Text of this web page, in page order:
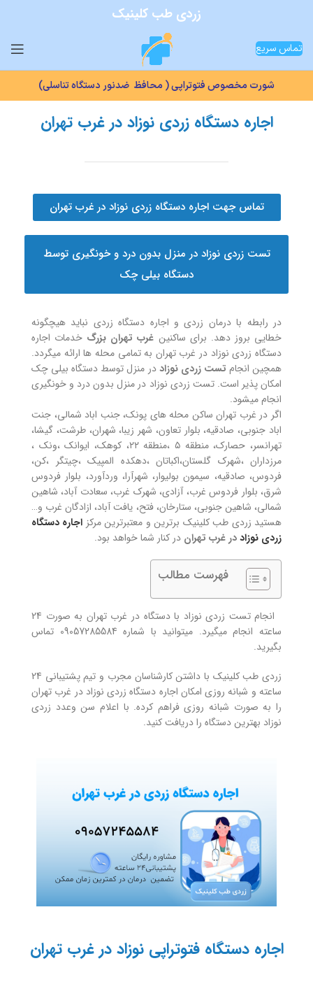
زردی طب کلینیک
تماس سریع
شورت مخصوص فتوتراپی ( محافظ ضدنور دستگاه تناسلی)
اجاره دستگاه زردی نوزاد در غرب تهران
تماس جهت اجاره دستگاه زردی نوزاد در غرب تهران
تست زردی نوزاد در منزل بدون درد و خونگیری توسط
دستگاه بیلی چک
در رابطه با درمان زردی و اجاره دستگاه زردی نباید هیچگونه
خطایی بروز دهد. برای ساکنین غرب تهران بزرگ خدمات اجاره
دستگاه زردی نوزاد در غرب تهران به تمامی محله ها ارائه میگردد.
همچین انجام تست زردی نوزاددر منزل توسط دستگاه بیلی چک
امکان پذیر است. تست زردی نوزاد در منزل بدون درد و خونگیری
انجام میشود.
اگر در غرب تهران ساکن محله های پونک، جنب اباد شمالی، جنت
اباد جنوبی، صادقیه، بلوار تعاون، شهر زیبا، شهران، طرشت، گیشا،
تهرانسر، حصارک، منطقه ۵ ،منطقه ۲۲، کوهک، ایوانک ،ونک ،
مرزداران ،شهرک گلستان،اکباتان ،دهکده المپیک ،چیتگر ،کن،
فردوس، صادقیه، سیمون بولیوار، شهرآرا، وردآورد، بلوار فردوس
شرق، بلوار فردوس غرب، آزادی، شهرک غرب، سعادت آباد، شاهین
شمالی، شاهین جنوبی، ستارخان، فتح، یافت آباد، ازادگان غرب و…
هستید زردی طب کلینیک برترین و معتبرترین مرکز اجاره دستگاه
زردی نوزاددر غرب تهران در کنار شما خواهد بود.
فهرست مطالب
انجام تست زردی نوزاد با دستگاه در غرب تهران به صورت 24
ساعته انجام میگیرد. میتوانید با شماره 09057285584 تماس
بگیرید.
زردی طب کلینیک با داشتن کارشناسان مجرب و تیم پشتیبانی 24
ساعته و شبانه روزی امکان اجاره دستگاه زردی نوزاد در غرب تهران
را به صورت شبانه روزی فراهم کرده. با اعلام سن وعدد زردی
نوزاد بهترین دستگاه را دریافت کنید.
اجاره دستگاه فتوتراپی نوزاد در غرب تهران